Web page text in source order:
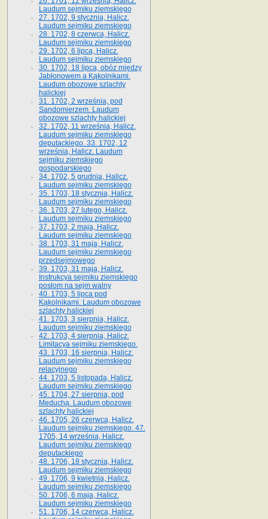
Laudum sejmiku ziemskiego
27. 1702, 9 stycznia, Halicz.
Laudum sejmiku ziemskiego
28. 1702, 8 czerwca, Halicz.
Laudum sejmiku ziemskiego
29. 1702, 6 lipca, Halicz.
Laudum sejmiku ziemskiego
30. 1702, 18 lipca, obóz między
Jabłonowem a Kąkolnikami.
Laudum obozowe szlachty
halickiej
31. 1702, 2 września, pod
Sandomierzem. Laudum
obozowe szlachty halickiej
32. 1702, 11 września, Halicz.
Laudum sejmiku ziemskiego
deputackiego. 33. 1702, 12
września, Halicz. Laudum
sejmiku ziemskiego
gospodarskiego
34. 1702, 5 grudnia, Halicz.
Laudum sejmiku ziemskiego
35. 1703, 18 stycznia, Halicz.
Laudum sejmiku ziemskiego
36. 1703, 27 lutego, Halicz.
Laudum sejmiku ziemskiego
37. 1703, 2 maja, Halicz.
Laudum sejmiku ziemskiego
38. 1703, 31 maja, Halicz.
Laudum sejmiku ziemskiego
przedsejmowego
39. 1703, 31 maja, Halicz.
Instrukcya sejmiku ziemskiego
posłom na sejm walny
40. 1703, 5 lipca pod
Kąkolnikami. Laudum obozowe
szlachty halickiej
41­. 1703, 3 sierpnia, Halicz.
Laudum sejmiku ziemskiego
42. 1703, 4 sierpnia, Halicz.
Limitacya sejmiku ziemskiego.
43. 1703, 16 sierpnia, Halicz.
Laudum sejmiku ziemskiego
relacyjnego
44. 1703, 5 listopada, Halicz.
Laudum sejmiku ziemskiego
45. 1704, 27 sierpnia, pod
Meduchą. Laudum obozowe
szlachty halickiej
46. 1705, 26 czerwca, Halicz.
Laudum sejmiku ziemskiego. 47.
1705, 14 września, Halicz.
Laudum sejmiku ziemskiego
deputackiego
48. 1706, 18 stycznia, Halicz.
Laudum sejmiku ziemskiego
49. 1706, 9 kwietnia, Halicz.
Laudum sejmiku ziemskiego
50. 1706, 6 maja, Halicz.
Laudum sejmiku ziemskiego
51. 1706, 14 czerwca, Halicz.